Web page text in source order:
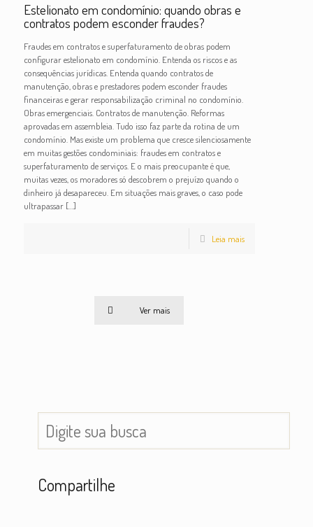
Estelionato em condomínio: quando obras e
contratos podem esconder fraudes?
Fraudes em contratos e superfaturamento de obras podem
configurar estelionato em condomínio. Entenda os riscos e as
consequências jurídicas. Entenda quando contratos de
manutenção, obras e prestadores podem esconder fraudes
financeiras e gerar responsabilização criminal no condomínio.
Obras emergenciais. Contratos de manutenção. Reformas
aprovadas em assembleia. Tudo isso faz parte da rotina de um
condomínio. Mas existe um problema que cresce silenciosamente
em muitas gestões condominiais: fraudes em contratos e
superfaturamento de serviços. E o mais preocupante é que,
muitas vezes, os moradores só descobrem o prejuízo quando o
dinheiro já desapareceu. Em situações mais graves, o caso pode
ultrapassar[…]
Leia mais
Ver mais
Compartilhe